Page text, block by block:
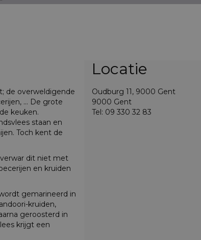
de overweldigende
... De grote
keuken.
staan en
Toch kent de
dit niet met
en kruiden
gemarineerd in
kruiden,
geroosterd in
krijgt een
Locatie
Oudburg 11, 9000 Gent
9000 Gent
Tel: 09 330 32 83